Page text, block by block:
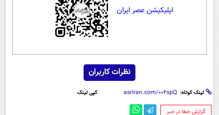
اپلیکیشن عصر ایران
نظرات کاربران
لینک کوتاه: کپی لینک
‌گزارش خطا در خبر